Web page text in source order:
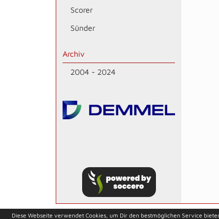
Scorer
Sünder
Archiv
2004 - 2024
soccero.de
Diese Webseite verwendet Cookies, um Dir den bestmöglichen Service